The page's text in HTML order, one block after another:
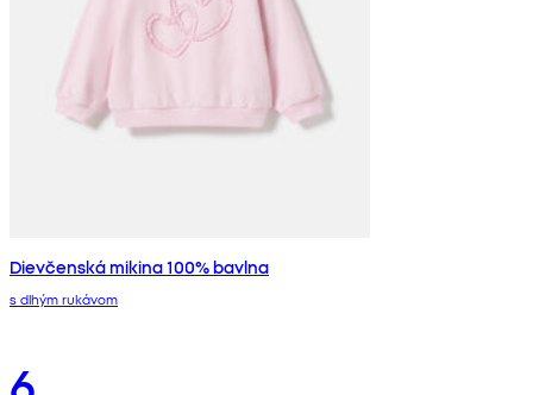
Dievčenská mikina 100% bavlna
s dlhým rukávom